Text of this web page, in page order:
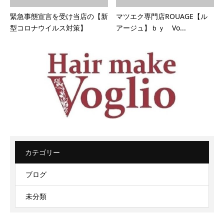
緊急事態宣言を受け当店の【新
型コロナウイルス対策】
マツエク専門店ROUAGE【ル
アージュ】ｂｙ Vo...
カテゴリー
ブログ
未分類